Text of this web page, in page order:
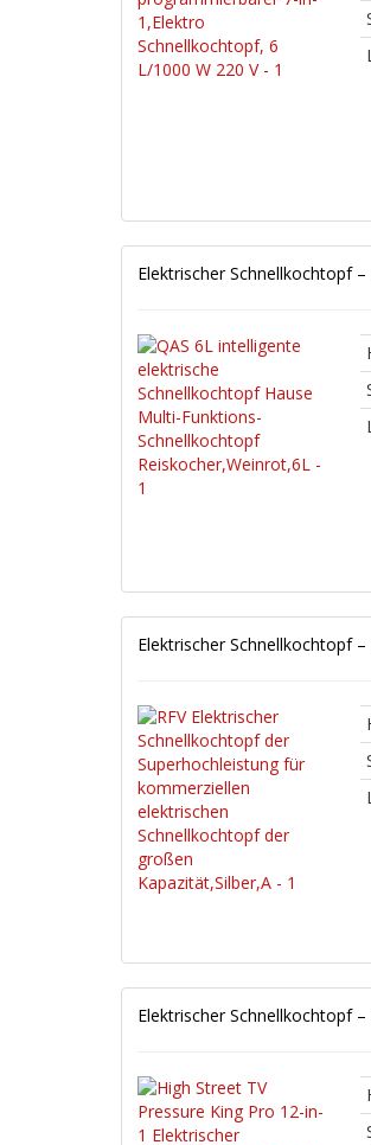
Elektrischer Schnellkochtopf
Elektrischer Schnellkochtopf
Elektrischer Schnellkochtopf